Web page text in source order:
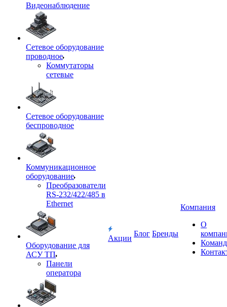
Видеонаблюдение
Сетевое оборудование
проводное
Коммутаторы
сетевые
Сетевое оборудование
беспроводное
Коммуникационное
оборудование
Преобразователи
RS-232/422/485 в
Ethernet
Оборудование для
АСУ ТП
Панели
оператора
Акции
Блог Бренды
Компания
О